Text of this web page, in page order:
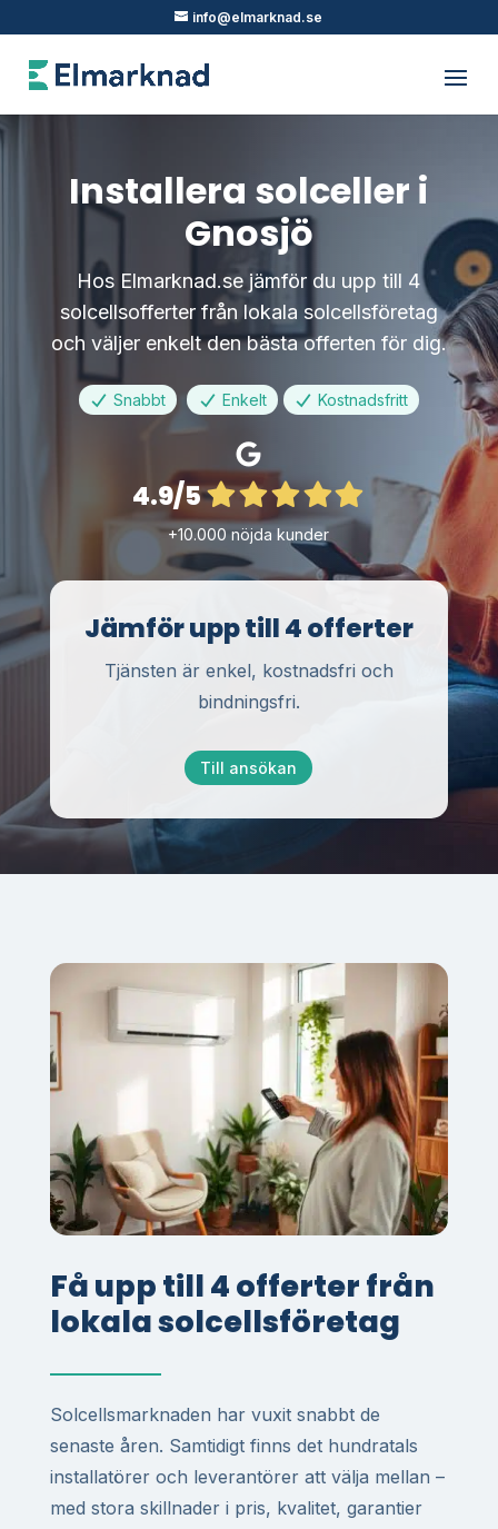
info@elmarknad.se
Installera solceller i
Gnosjö
Hos Elmarknad.se jämför du upp till 4
solcellsofferter från lokala solcellsföretag
och väljer enkelt den bästa offerten för dig.
Snabbt Enkelt Kostnadsfritt
4.9/5
+10.000 nöjda kunder
Jämför upp till 4 offerter
Tjänsten är enkel, kostnadsfri och
bindningsfri.
Till ansökan
Få upp till 4 offerter från
lokala solcellsföretag
Solcellsmarknaden har vuxit snabbt de
senaste åren. Samtidigt finns det hundratals
installatörer och leverantörer att välja mellan –
med stora skillnader i pris, kvalitet, garantier